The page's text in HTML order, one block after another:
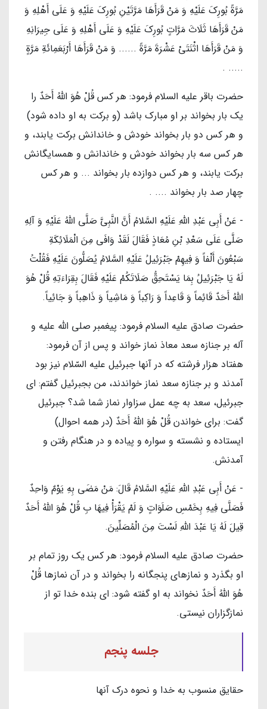
مَرَّةً بُورِكَ عَلَيْهِ وَ مَنْ قَرَأَهَا مَرَّتَيْنِ بُورِكَ عَلَيْهِ وَ عَلَى أَهْلِهِ وَ
مَنْ قَرَأَهَا ثَلَاثَ مَرَّاتٍ بُورِكَ عَلَيْهِ وَ عَلَى أَهْلِهِ وَ عَلَى جِيرَانِهِ
وَ مَنْ قَرَأَهَا اثْنَتَيْ عَشْرَةَ مَرَّةً ...... وَ مَنْ قَرَأَهَا أَرْبَعَمِائَةِ مَرَّةٍ
..... .
حضرت باقر عليه السلام فرمود: هر كس‏ قُلْ هُوَ اللَّهُ أَحَدٌ را
يك بار بخواند بر او مبارك باشد (و بركت به او داده شود)
و هر كس دو بار بخواند خودش و خاندانش بركت يابند، و
هر كس سه بار بخواند خودش و خاندانش و همسايگانش
بركت يابند، و هر كس دوازده بار بخواند ... و هر كس
چهار صد بار بخواند .... .
- عَنْ أَبِي عَبْدِ اللَّهِ عَلَیْهِ السَّلامُ أَنَّ النَّبِيَّ صَلَّی اللهُ عَلَیْهِ وَ آلِهِ
صَلَّى عَلَى سَعْدِ بْنِ مُعَاذٍ فَقَالَ لَقَدْ وَافَى مِنَ الْمَلَائِكَةِ
سَبْعُونَ أَلْفاً وَ فِيهِمْ جَبْرَئِيلُ عَلَیْهِ السَّلامُ يُصَلُّونَ عَلَيْهِ فَقُلْتُ
لَهُ يَا جَبْرَئِيلُ بِمَا يَسْتَحِقُّ صَلَاتَكُمْ عَلَيْهِ فَقَالَ بِقِرَاءَتِهِ‏ قُلْ هُوَ
اللَّهُ أَحَدٌ قَائِماً وَ قَاعِداً وَ رَاكِباً وَ مَاشِياً وَ ذَاهِباً وَ جَائِياً.
حضرت صادق عليه السلام فرمود: پيغمبر صلى اللَّه عليه و
آله بر جنازه سعد معاذ نماز خواند و پس از آن فرمود:
هفتاد هزار فرشته كه در آنها جبرئيل عليه السّلام نيز بود
آمدند و بر جنازه سعد نماز خواندند، من بجبرئيل گفتم: اى
جبرئيل، سعد به چه عمل سزاوار نماز شما شد؟ جبرئيل
گفت: براى خواندن‏ قُلْ هُوَ اللَّهُ أَحَدٌ (در همه احوال)
ايستاده و نشسته و سواره و پياده و در هنگام رفتن و
آمدنش.
- عَنْ أَبِي عَبْدِ اللَّهِ عَلَیْهِ السَّلامُ قَالَ: مَنْ مَضَى بِهِ يَوْمٌ وَاحِدٌ
فَصَلَّى فِيهِ بِخَمْسِ صَلَوَاتٍ وَ لَمْ يَقْرَأْ فِيهَا بِ قُلْ هُوَ اللَّهُ أَحَدٌ
قِيلَ لَهُ يَا عَبْدَ اللَّهِ لَسْتَ مِنَ الْمُصَلِّينَ.
حضرت صادق عليه السلام فرمود: هر كس يك روز تمام بر
او بگذرد و نمازهاى پنجگانه را بخواند و در آن نمازها قُلْ
هُوَ اللَّهُ أَحَدٌ نخواند به او گفته شود: اى بنده خدا تو از
نمازگزاران نيستى.
جلسه پنجم
حقایق منسوب به خدا و نحوه درک آنها